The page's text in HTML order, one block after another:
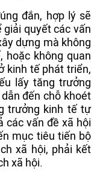
đắn, hợp lý sẽ
quyết các vấn
dựng mà không
hoặc không quan
kinh tế phát triển,
lấy tăng trưởng
đến chỗ khoét
trưởng kinh tế tự
các vấn đề xã hội
mục tiêu tiến bộ
xã hội, phải kết
xã hội.